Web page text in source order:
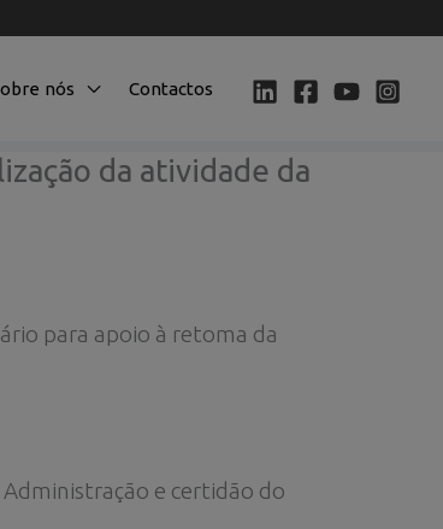
nós Contactos
da atividade da
para apoio à retoma da
e certidão do